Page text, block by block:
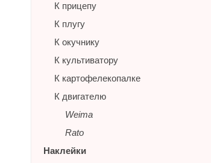
К прицепу
К плугу
К окучнику
К культиватору
К картофелекопалке
К двигателю
Weima
Rato
Наклейки